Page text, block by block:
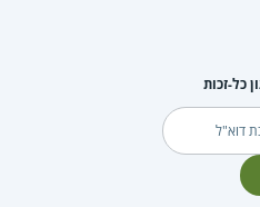
כל-זכות